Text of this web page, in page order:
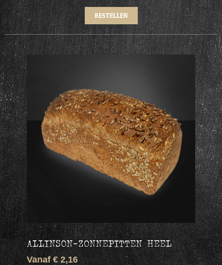
ALLINSON-ZONNEPITTEN HEEL
Vanaf € 2,16